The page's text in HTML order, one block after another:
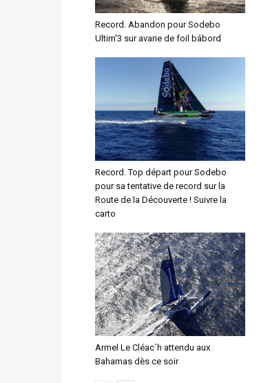
Record. Abandon pour Sodebo
Ultim’3 sur avarie de foil bâbord
Record. Top départ pour Sodebo
pour sa tentative de record sur la
Route de la Découverte ! Suivre la
carto
Armel Le Cléac´h attendu aux
Bahamas dès ce soir